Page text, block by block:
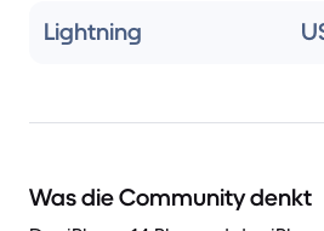
Lightning
Was die Community denkt